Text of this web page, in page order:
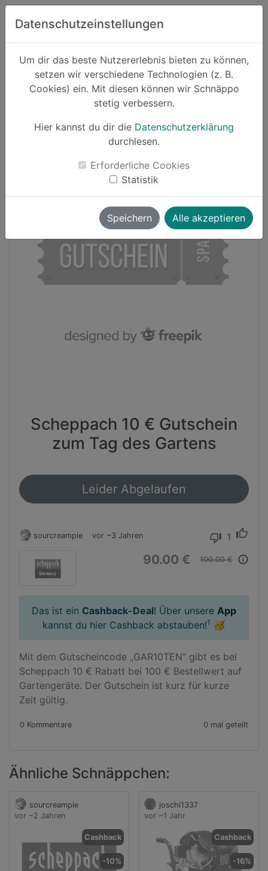
Zum Hauptinhalt springen
Datenschutzeinstellungen
Um dir das beste Nutzererlebnis bieten zu können,
setzen wir verschiedene Technologien (z. B.
Cookies) ein. Mit diesen können wir Schnäppo
stetig verbessern.
Hier kannst du dir die Datenschutzerklärung
durchlesen.
Erforderliche Cookies
Statistik
Speichern Alle akzeptieren
Suchen
Schnäppchen Haushalt und Garten
Cashback
Scheppach 10 € Gutschein
zum Tag des Gartens
Leider Abgelaufen
sourcreampie vor ~3 Jahren thumb_down 1 thumb_up
90.00 € 100.00 € info_outline
Das ist ein Cashback-Deal! Über unsere App
kannst du hier Cashback abstauben!1 🥳
Mit dem Gutscheincode „GAR10TEN“ gibt es bei
Scheppach 10 € Rabatt bei 100 € Bestellwert auf
Gartengeräte. Der Gutschein ist kurz für kurze
Zeit gültig.
0 Kommentare 0 mal geteilt
Ähnliche Schnäppchen:
sourcreampie
vor ~2 Jahren
Cashback
-10%
joschi1337
vor ~1 Jahr
Cashback
-16%